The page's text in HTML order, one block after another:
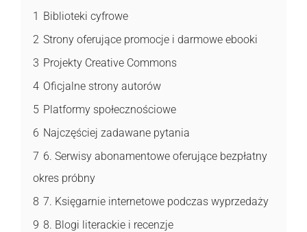
1 Biblioteki cyfrowe
2 Strony oferujące promocje i darmowe ebooki
3 Projekty Creative Commons
4 Oficjalne strony autorów
5 Platformy społecznościowe
6 Najczęściej zadawane pytania
7 6. Serwisy abonamentowe oferujące bezpłatny
okres próbny
8 7. Księgarnie internetowe podczas wyprzedaży
9 8. Blogi literackie i recenzje